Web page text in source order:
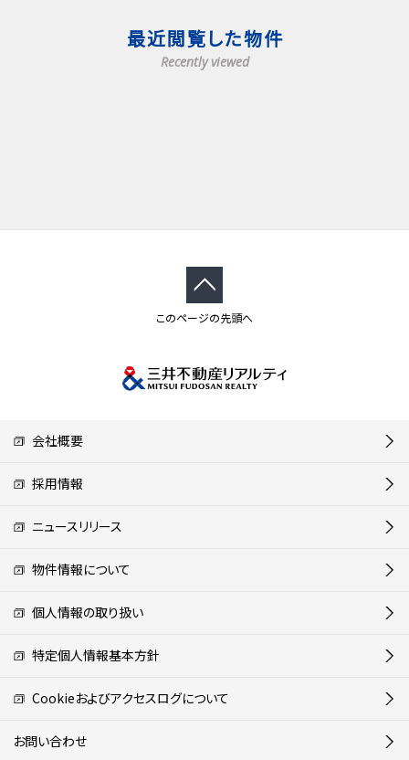
最近閲覧した物件
Recently viewed
このページの先頭へ
会社概要
採用情報
ニュースリリース
物件情報について
個人情報の取り扱い
特定個人情報基本方針
Cookieおよびアクセスログについて
お問い合わせ